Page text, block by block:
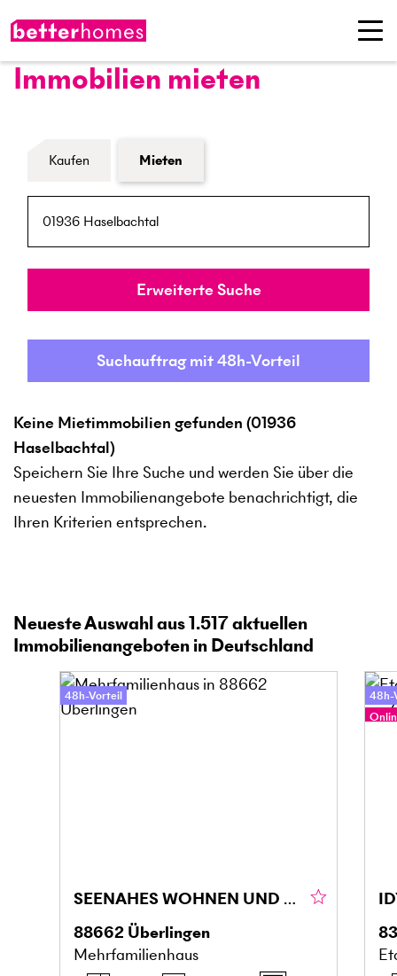
Immobilien mieten
Formular Immobiliensuche
Kaufen Mieten
Umkreis
Erweiterte Suche
Suchauftrag mit 48h-Vorteil
Keine Mietimmobilien gefunden (01936
Haselbachtal)
Speichern Sie Ihre Suche und werden Sie über die
neuesten Immobilienangebote benachrichtigt, die
Ihren Kriterien entsprechen.
Neueste Auswahl aus1.517aktuellen
Immobilienangeboten in Deutschland
48h-Vorteil
SEENAHES WOHNEN UND ARBEITEN
88662 Überlingen
Mehrfamilienhaus
48h-